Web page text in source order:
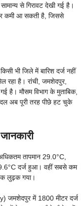
से गिरावट देखी गई है।
कमी आ सकती है, जिससे
भी जिले में बारिश दर्ज नहीं
रहा है। रांची, जमशेदपुर,
है। मौसम विभाग के मुताबिक,
अब पूरी तरह पीछे हट चुके
तापमान 29.0°C,
दर्ज हुआ। वहीं सबसे कम
लुढ़क गया।
जमशेदपुर में 1800 मीटर दर्ज